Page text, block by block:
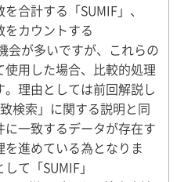
合計する「SUMIF」、
カウントする
会が多いですが、これらの
用した場合、比較的処理
理由としては前回解説し
検索」に関する説明と同
一致するデータが存在す
進めている為となりま
て「SUMIF」